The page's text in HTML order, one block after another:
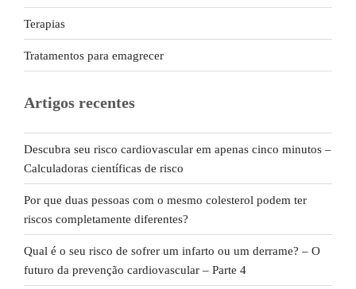
Terapias
Tratamentos para emagrecer
Artigos recentes
Descubra seu risco cardiovascular em apenas cinco minutos –
Calculadoras científicas de risco
Por que duas pessoas com o mesmo colesterol podem ter
riscos completamente diferentes?
Qual é o seu risco de sofrer um infarto ou um derrame? – O
futuro da prevenção cardiovascular – Parte 4